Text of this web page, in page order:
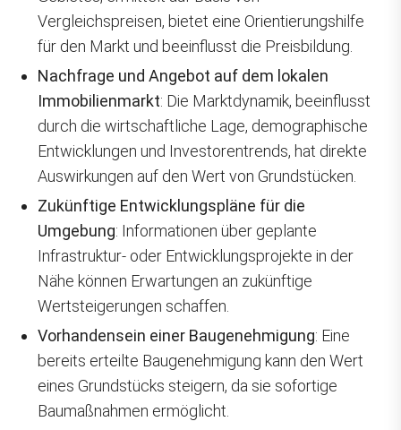
Vergleichspreisen, bietet eine Orientierungshilfe
für den Markt und beeinflusst die Preisbildung.
Nachfrage und Angebot auf dem lokalen
Immobilienmarkt: Die Marktdynamik, beeinflusst
durch die wirtschaftliche Lage, demographische
Entwicklungen und Investorentrends, hat direkte
Auswirkungen auf den Wert von Grundstücken.
Zukünftige Entwicklungspläne für die
Umgebung: Informationen über geplante
Infrastruktur- oder Entwicklungsprojekte in der
Nähe können Erwartungen an zukünftige
Wertsteigerungen schaffen.
Vorhandensein einer Baugenehmigung: Eine
bereits erteilte Baugenehmigung kann den Wert
eines Grundstücks steigern, da sie sofortige
Baumaßnahmen ermöglicht.